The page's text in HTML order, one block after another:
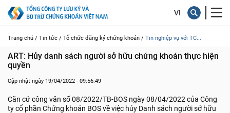
Trang chủ / Tin tức / Tổ chức đăng ký chứng khoán / Tin nghiệp vụ với TC...
ART: Hủy danh sách người sở hữu chứng khoán thực hiện
quyền
Cập nhật ngày 19/04/2022 - 09:56:49
Căn cứ công văn số 08/2022/TB-BOS ngày 08/04/2022 của Công
ty cổ phần Chứng khoán BOS về việc hủy Danh sách người sở hữu